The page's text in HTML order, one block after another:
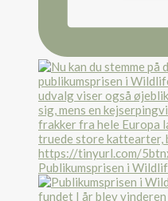
Publikumsprisen i